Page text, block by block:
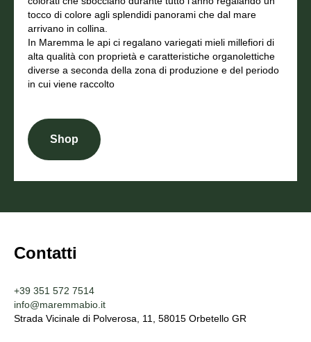
tocco di colore agli splendidi panorami che dal mare
arrivano in collina.
In Maremma le api ci regalano variegati mieli millefiori di
alta qualità con proprietà e caratteristiche organolettiche
diverse a seconda della zona di produzione e del periodo
in cui viene raccolto
Shop
Contatti
+39 351 572 7514
info@maremmabio.it
Strada Vicinale di Polverosa, 11, 58015 Orbetello GR